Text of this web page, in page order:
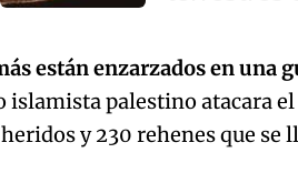
están enzarzados en una
islamista palestino atacara
y 230 rehenes que se